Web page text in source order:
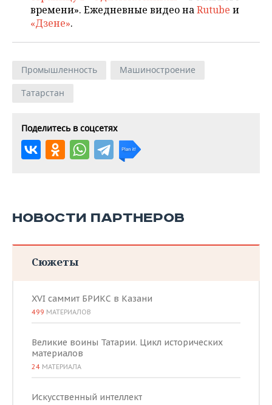
времени». Ежедневные видео наRutube и
«Дзене».
Промышленность
Машиностроение
Татарстан
Поделитесь в соцсетях
НОВОСТИ ПАРТНЕРОВ
Сюжеты
XVI саммит БРИКС в Казани
499 МАТЕРИАЛОВ
Великие воины Татарии. Цикл исторических
материалов
24 МАТЕРИАЛА
Искусственный интеллект